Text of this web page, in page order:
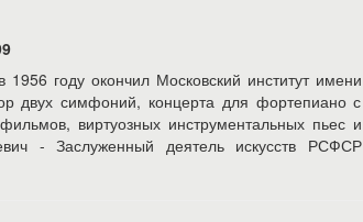
году окончил Московский институт имени
двух симфоний, концерта для фортепиано с
виртуозных инструментальных пьес и
- Заслуженный деятель искусств РСФСР